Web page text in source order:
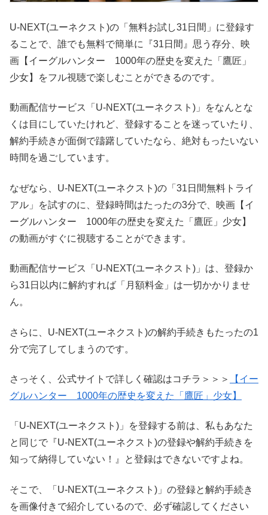
U-NEXT(ユーネクスト)の「無料お試し31日間」に登録す
ることで、誰でも無料で簡単に『31日間』思う存分、映
画【イーグルハンター 1000年の歴史を変えた「鷹匠」
少女】をフル視聴で楽しむことができるのです。
動画配信サービス「U-NEXT(ユーネクスト)」をなんとな
くは目にしていたけれど、登録することを迷っていたり、
解約手続きが面倒で躊躇していたなら、絶対もったいない
時間を過ごしています。
なぜなら、U-NEXT(ユーネクスト)の「31日間無料トライ
アル」を試すのに、登録時間はたったの3分で、映画【イ
ーグルハンター 1000年の歴史を変えた「鷹匠」少女】
の動画がすぐに視聴することができます。
動画配信サービス「U-NEXT(ユーネクスト)」は、登録か
ら31日以内に解約すれば「月額料金」は一切かかりませ
ん。
さらに、U-NEXT(ユーネクスト)の解約手続きもたったの1
分で完了してしまうのです。
さっそく、公式サイトで詳しく確認はコチラ＞＞＞
【イー
グルハンター 1000年の歴史を変えた「鷹匠」少女】
「U-NEXT(ユーネクスト)」を登録する前は、私もあなた
と同じで『U-NEXT(ユーネクスト)の登録や解約手続きを
知って納得していない！』と登録はできないですよね。
そこで、「U-NEXT(ユーネクスト)」の登録と解約手続き
を画像付きで紹介しているので、必ず確認してください